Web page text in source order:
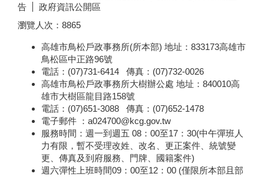
告
政府資訊公開區
瀏覽人次： 8865
高雄市鳥松戶政事務所(所本部) 地址：833173高雄市
鳥松區中正路96號
電話：(07)731-6414 傳真：(07)732-0026
高雄市鳥松戶政事務所大樹辦公處 地址：840010高
雄市大樹區龍目路158號
電話：(07)651-3088 傳真：(07)652-1478
電子郵件 ：a024700@kcg.gov.tw
服務時間：週一到週五 08：00至17：30(中午彈班人
力有限，暫不受理改姓、改名、更正案件、統號變
更、傳真及到府服務、門牌、國籍案件)
週六彈性上班時間09：00至12：00 (僅限所本部且部